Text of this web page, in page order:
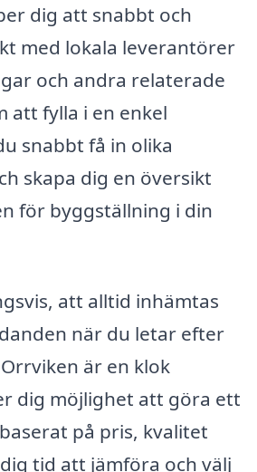
dig att snabbt och
med lokala leverantörer
och andra relaterade
att fylla i en enkel
snabbt få in olika
skapa dig en översikt
för byggställning i din
att alltid inhämtas
när du letar efter
är en klok
dig möjlighet att göra ett
på pris, kvalitet
tid att jämföra och välj